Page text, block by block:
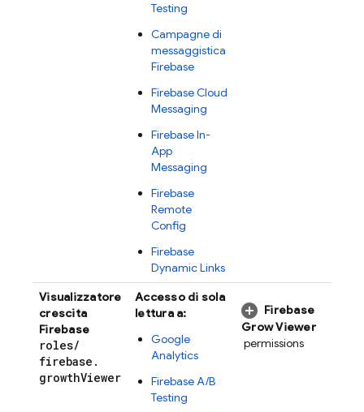
Testing
Campagne di
messaggistica
Firebase
Firebase Cloud
Messaging
Firebase In-
App
Messaging
Firebase
Remote
Config
Firebase
Dynamic Links
Visualizzatore
crescita
Firebase
roles/
firebase .
growthViewer
Accesso di sola
lettura a:
Google
Analytics
Firebase A/B
Testing
Firebase
Grow Viewer
permissions